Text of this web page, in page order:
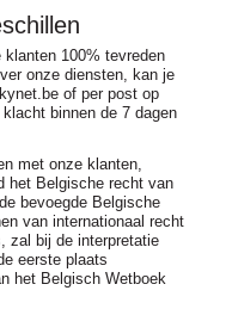
100% tevreden
onze diensten, kan je
of per post op
binnen de 7 dagen
met onze klanten,
het Belgische recht van
bevoegde Belgische
van internationaal recht
zal bij de interpretatie
eerste plaats
het Belgisch Wetboek